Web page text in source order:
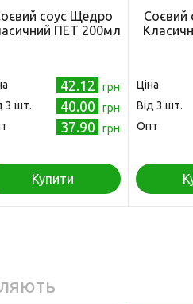
соус Щедро
ПЕТ 200мл
42.12
грн
3 шт.
40.00
грн
37.90 грн
Купити
Соєвий
Ціна
Від 3 шт.
Опт